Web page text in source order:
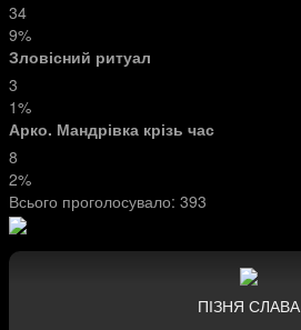
34
9%
Зловісний ритуал
3
1%
Арко. Мандрівка крізь час
8
2%
Всього проголосувало: 393
ПІЗНЯ СЛАВА